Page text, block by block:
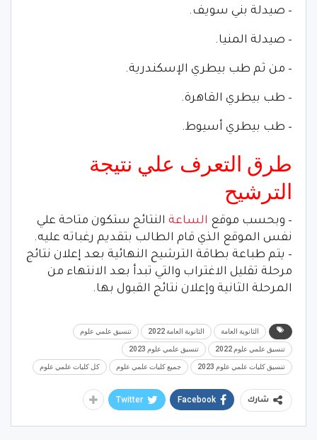
– صيدلة بني سويف.
– صيدلة المنيا.
– من ثم طب بيطري الإسكندرية.
– طب بيطري القاهرة.
– طب بيطري أسيوط.
طرق التعرف علي نتيجة
الترشيح
– وبحسب موقع الساعة النتائج ستكون متاحة علي
نفس الموقع الذي قام الطالب بتقديم رغباته عليه.
– يتم طباعة بطاقة الترشيح النهائية بعد إعلان نتائج
مرحلة تقليل الاغتراب والتي تبدأ بعد الانتهاء من
المرحلة الثانية وإعلان نتائج القبول بها.
الثانوية العامة الثانوية العامة 2022 تنسيق علمي علوم
تنسيق علمي علوم 2022 تنسيق علمي علوم 2023
تنسيق كليات علمي علوم 2023 جميع كليات علمي علوم كل كليات علمي علوم
شارك Facebook
Twitter